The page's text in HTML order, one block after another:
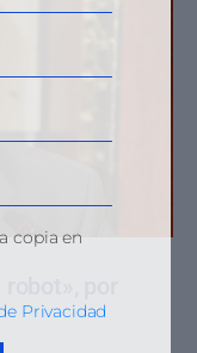
por
copia en
Privacidad